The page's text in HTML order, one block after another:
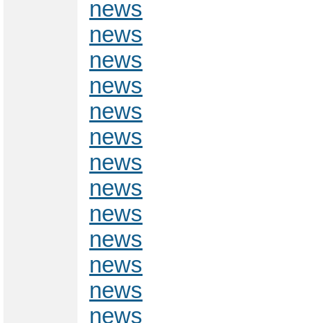
news
news
news
news
news
news
news
news
news
news
news
news
news